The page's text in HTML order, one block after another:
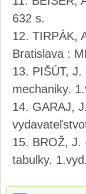
632 s.
TIRPÁK,
Bratislava :
PIŠÚT, J.
mechaniky.
GARAJ,
BROŽ, J.
tabulky.